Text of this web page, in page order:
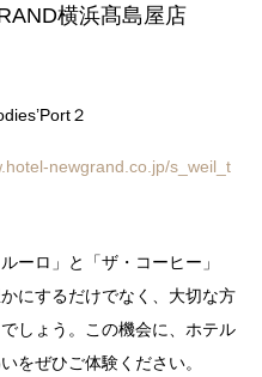
横浜髙島屋店
２
newgrand.co.jp/s_weil_t
ーロ」と「ザ・コーヒー」
にするだけでなく、大切な方
しょう。この機会に、ホテル
をぜひご体験ください。